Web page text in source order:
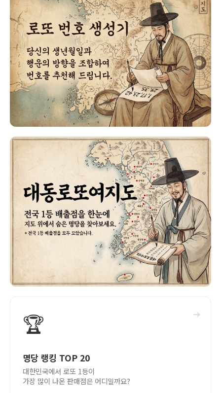
➜
🏆
명당 랭킹 TOP 20
대한민국에서 로또 1등이
가장 많이 나온 판매점은 어디일까요?